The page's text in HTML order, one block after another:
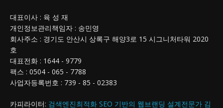
대표이사 : 육 성 재
개인정보관리책임자 : 송민영
회사주소 : 경기도 안산시 상록구 해양3로 15 시그니처타워 2020
호
대표전화 : 1644 - 9779
팩스 : 0504 - 065 - 7788
사업자등록번호 : 739 - 85 - 02383
카피라이터: 검색엔진최적화 SEO 기반의 웹브랜딩 설계전문가 김